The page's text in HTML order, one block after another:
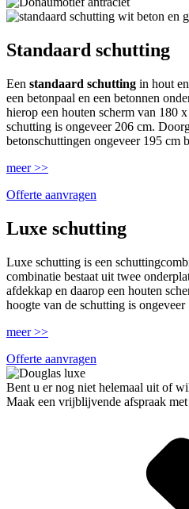
Standaard schutting
Een standaard schutting in hout
een betonpaal en een betonnen
hierop een houten scherm van 180
schutting is ongeveer 206 cm.
betonschuttingen ongeveer 195 cm
meer >>
Offerte aanvragen
Luxe schutting
Luxe schutting is een
combinatie bestaat uit twee
afdekkap en daarop een houten
hoogte van de schutting is ongeveer
meer >>
Offerte aanvragen
Bent u er nog niet helemaal uit of
Maak een vrijblijvende afspraak